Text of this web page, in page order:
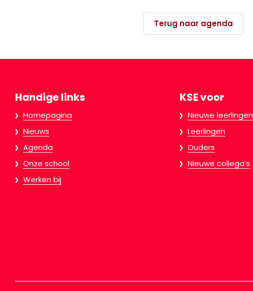
Terug naar agenda
Handige links
Homepagina
Nieuws
Agenda
Onze school
Werken bij
KSE voor
Nieuwe leerlingen
Leerlingen
Ouders
Nieuwe collega’s